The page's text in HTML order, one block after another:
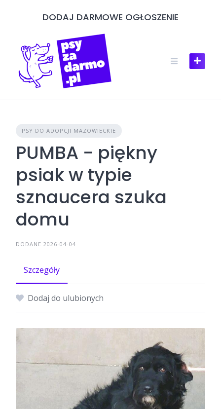
DODAJ DARMOWE OGŁOSZENIE
PSY DO ADOPCJI MAZOWIECKIE
PUMBA - piękny
psiak w typie
sznaucera szuka
domu
DODANE 2026-04-04
Szczegóły
Dodaj do ulubionych